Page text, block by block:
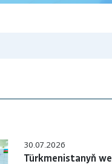
30.07.2026
Türkmenistanyň we